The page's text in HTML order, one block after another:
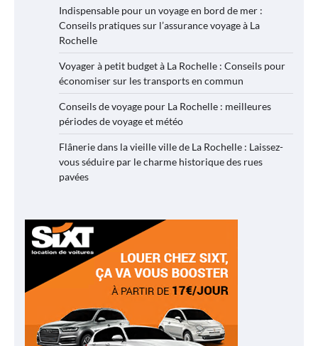
Indispensable pour un voyage en bord de mer :
Conseils pratiques sur l’assurance voyage à La
Rochelle
Voyager à petit budget à La Rochelle : Conseils pour
économiser sur les transports en commun
Conseils de voyage pour La Rochelle : meilleures
périodes de voyage et météo
Flânerie dans la vieille ville de La Rochelle : Laissez-
vous séduire par le charme historique des rues
pavées